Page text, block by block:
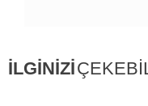
İLGİNİZİ